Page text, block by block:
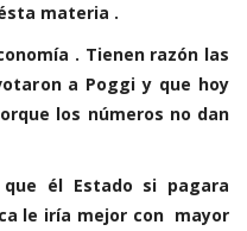
materia .
. Tienen razón las
a Poggi y que hoy
los números no dan
él Estado si pagara
le iría mejor con mayor